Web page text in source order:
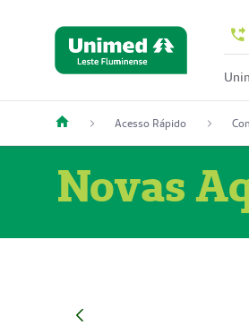
Acesso Rápido
Novas